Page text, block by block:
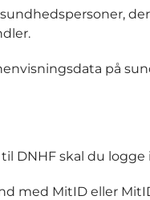
på
DNHF skal du
med MitID eller